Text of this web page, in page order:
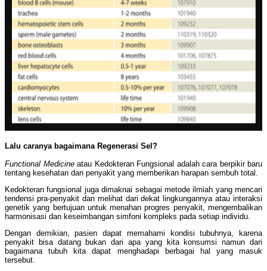
Lalu caranya bagaimana Regenerasi Sel?
Functional Medicineatau Kedokteran Fungsional adalah cara berpikir baru
tentang kesehatan dan penyakit yang memberikan harapan sembuh total.
Kedokteran fungsional juga dimaknai sebagai metode ilmiah yang mencari
tendensi pra-penyakit dan melihat dari dekat lingkungannya atau interaksi
genetik yang bertujuan untuk menahan progres penyakit, mengembalikan
harmonisasi dan keseimbangan simfoni kompleks pada setiap individu.
Dengan demikian, pasien dapat memahami kondisi tubuhnya, karena
penyakit bisa datang bukan dari apa yang kita konsumsi namun dari
bagaimana tubuh kita dapat menghadapi berbagai hal yang masuk
tersebut.